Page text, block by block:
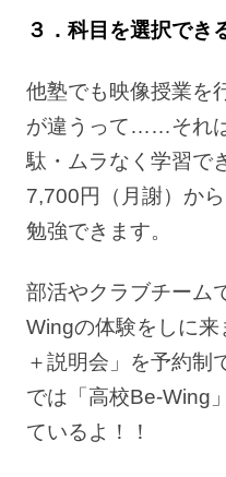
３．科目を選択でき
他塾でも映像授業を
が違うって……それ
駄・ムラなく学習で
7,700円（月謝）か
勉強できます。
部活やクラブチーム
Wingの体験をしに
＋説明会」を予約制
では「高校Be-Wing
ているよ！！